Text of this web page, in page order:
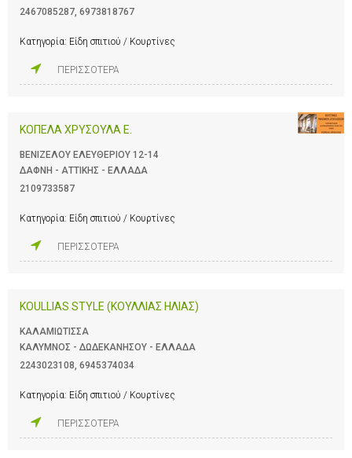
2467085287, 6973818767
Κατηγορία: Είδη σπιτιού / Κουρτίνες
ΠΕΡΙΣΣΟΤΕΡΑ
ΚΟΠΕΛΑ ΧΡΥΣΟΥΛΑ Ε.
ΒΕΝΙΖΕΛΟΥ ΕΛΕΥΘΕΡΙΟΥ 12-14
ΔΑΦΝΗ - ΑΤΤΙΚΗΣ - ΕΛΛΑΔΑ
2109733587
Κατηγορία: Είδη σπιτιού / Κουρτίνες
ΠΕΡΙΣΣΟΤΕΡΑ
KOULLIAS STYLE (ΚΟΥΛΛΙΑΣ ΗΛΙΑΣ)
ΚΑΛΑΜΙΩΤΙΣΣΑ
ΚΑΛΥΜΝΟΣ - ΔΩΔΕΚΑΝΗΣΟΥ - ΕΛΛΑΔΑ
2243023108, 6945374034
Κατηγορία: Είδη σπιτιού / Κουρτίνες
ΠΕΡΙΣΣΟΤΕΡΑ